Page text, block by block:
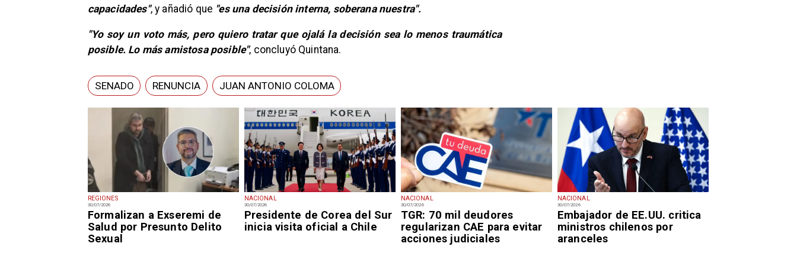
REGIONES
30/07/2026
Formalizan a Exseremi de
Salud por Presunto Delito
Sexual
NACIONAL
30/07/2026
Presidente de Corea del Sur
inicia visita oficial a Chile
NACIONAL
30/07/2026
TGR: 70 mil deudores
regularizan CAE para evitar
acciones judiciales
NACIONAL
30/07/2026
Embajador de EE.UU. critica
ministros chilenos por
aranceles
capacidades", y añadió que "es una decisión interna, soberana nuestra".
​"Yo soy un voto más, pero quiero tratar que ojalá la decisión sea lo menos traumática
posible. Lo más amistosa posible", concluyó Quintana.
SENADO RENUNCIA JUAN ANTONIO COLOMA